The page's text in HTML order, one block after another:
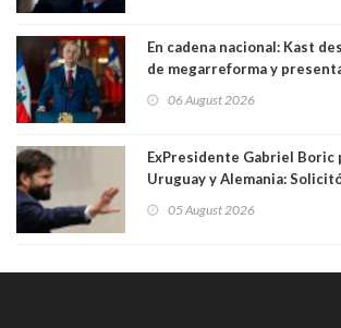
En cadena nacional: Kast
de megarreforma y
06 August 2026
ExPresidente Gabriel Boric
Uruguay y Alemania:
05 August 2026